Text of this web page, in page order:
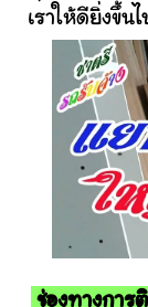
เราให้ดียิ่งขึ้นไ
ช่องทางการ